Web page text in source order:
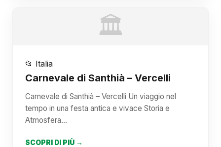
🏛️
📂 Italia
Carnevale di Santhià – Vercelli
Carnevale di Santhià – Vercelli Un viaggio nel
tempo in una festa antica e vivace Storia e
Atmosfera…
SCOPRI DI PIÙ →